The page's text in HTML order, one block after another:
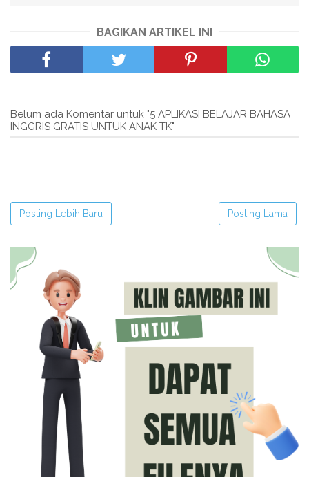
BAGIKAN ARTIKEL INI
Belum ada Komentar untuk "5 APLIKASI BELAJAR BAHASA
INGGRIS GRATIS UNTUK ANAK TK"
Posting Lebih Baru Posting Lama